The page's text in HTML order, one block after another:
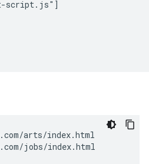
script.js"]
arts/index.html
jobs/index.html